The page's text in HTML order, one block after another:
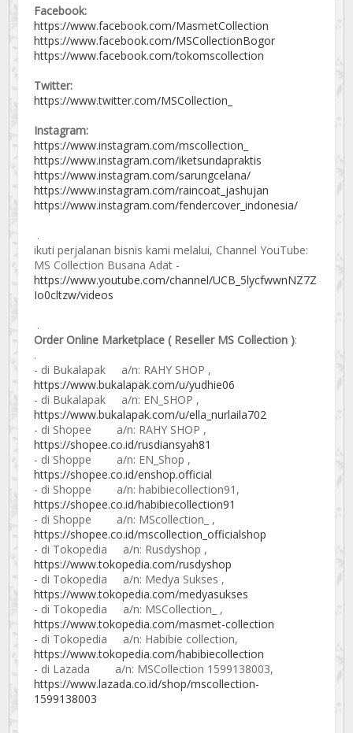
Facebook:
https://www.facebook.com/MasmetCollection
https://www.facebook.com/MSCollectionBogor
https://www.facebook.com/tokomscollection
Twitter:
https://www.twitter.com/MSCollection_
Instagram:
https://www.instagram.com/mscollection_
https://www.instagram.com/iketsundapraktis
https://www.instagram.com/sarungcelana/
https://www.instagram.com/raincoat_jashujan
https://www.instagram.com/fendercover_indonesia/
.
ikuti perjalanan bisnis kami melalui, Channel YouTube:
MS Collection Busana Adat -
https://www.youtube.com/channel/UCB_5lycfwwnNZ7Z
Io0cltzw/videos
.
Order Online Marketplace ( Reseller MS Collection ):
.
- di Bukalapak a/n: RAHY SHOP ,
https://www.bukalapak.com/u/yudhie06
- di Bukalapak a/n: EN_SHOP ,
https://www.bukalapak.com/u/ella_nurlaila702
- di Shopee a/n: RAHY SHOP ,
https://shopee.co.id/rusdiansyah81
- di Shoppe a/n: EN_Shop ,
https://shopee.co.id/enshop.official
- di Shoppe a/n: habibiecollection91,
https://shopee.co.id/habibiecollection91
- di Shoppe a/n: MScollection_ ,
https://shopee.co.id/mscollection_officialshop
- di Tokopedia a/n: Rusdyshop ,
https://www.tokopedia.com/rusdyshop
- di Tokopedia a/n: Medya Sukses ,
https://www.tokopedia.com/medyasukses
- di Tokopedia a/n: MSCollection_ ,
https://www.tokopedia.com/masmet-collection
- di Tokopedia a/n: Habibie collection,
https://www.tokopedia.com/habibiecollection
- di Lazada a/n: MSCollection 1599138003,
https://www.lazada.co.id/shop/mscollection-
1599138003